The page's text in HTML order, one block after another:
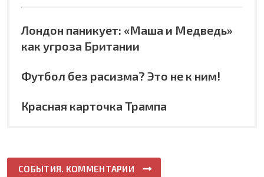
Лондон паникует: «Маша и Медведь»
как угроза Британии
Футбол без расизма? Это не к ним!
Красная карточка Трампа
СОБЫТИЯ. КОММЕНТАРИИ